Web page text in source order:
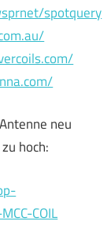
spotquery
neu
hoch:
COIL